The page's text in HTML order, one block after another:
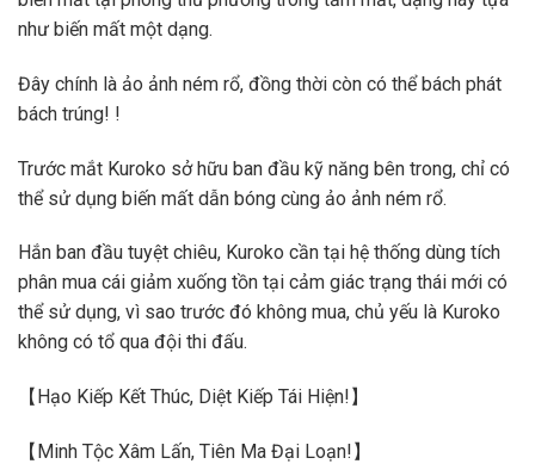
như biến mất một dạng.
Đây chính là ảo ảnh ném rổ, đồng thời còn có thể bách phát
bách trúng! !
Trước mắt Kuroko sở hữu ban đầu kỹ năng bên trong, chỉ có
thể sử dụng biến mất dẫn bóng cùng ảo ảnh ném rổ.
Hắn ban đầu tuyệt chiêu, Kuroko cần tại hệ thống dùng tích
phân mua cái giảm xuống tồn tại cảm giác trạng thái mới có
thể sử dụng, vì sao trước đó không mua, chủ yếu là Kuroko
không có tổ qua đội thi đấu.
【Hạo Kiếp Kết Thúc, Diệt Kiếp Tái Hiện!】
【Minh Tộc Xâm Lấn, Tiên Ma Đại Loạn!】